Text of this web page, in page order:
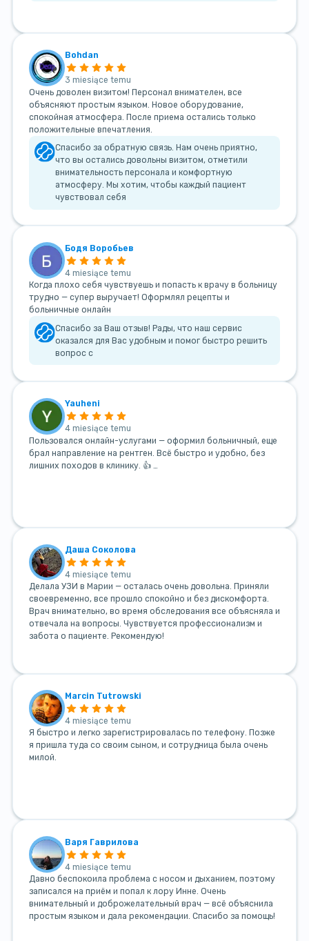
Bohdan
3 miesiące temu
Очень доволен визитом! Персонал внимателен, все
объясняют простым языком. Новое оборудование,
спокойная атмосфера. После приема остались только
положительные впечатления.
Спасибо за обратную связь. Нам очень приятно,
что вы остались довольны визитом, отметили
внимательность персонала и комфортную
атмосферу. Мы хотим, чтобы каждый пациент
чувствовал себя
Бодя Воробьев
4 miesiące temu
Когда плохо себя чувствуешь и попасть к врачу в больницу
трудно — супер выручает! Оформлял рецепты и
больничные онлайн
Спасибо за Ваш отзыв! Рады, что наш сервис
оказался для Вас удобным и помог быстро решить
вопрос с
Yauheni
4 miesiące temu
Пользовался онлайн-услугами — оформил больничный, еще
брал направление на рентген. Всё быстро и удобно, без
лишних походов в клинику. 👍 …
Даша Соколова
4 miesiące temu
Делала УЗИ в Марии — осталась очень довольна. Приняли
своевременно, все прошло спокойно и без дискомфорта.
Врач внимательно, во время обследования все объясняла и
отвечала на вопросы. Чувствуется профессионализм и
забота о пациенте. Рекомендую!
Marcin Tutrowski
4 miesiące temu
Я быстро и легко зарегистрировалась по телефону. Позже
я пришла туда со своим сыном, и сотрудница была очень
милой.
Варя Гаврилова
4 miesiące temu
Давно беспокоила проблема с носом и дыханием, поэтому
записался на приём и попал к лору Инне. Очень
внимательный и доброжелательный врач — всё объяснила
простым языком и дала рекомендации. Спасибо за помощь!